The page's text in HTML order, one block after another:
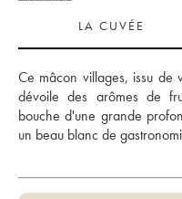
LA CUVÉE
Ce mâcon villages, issu
dévoile des arômes de
bouche d'une grande
un beau blanc de